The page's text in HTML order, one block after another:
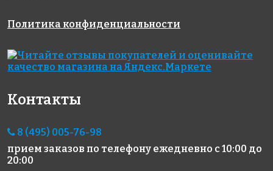
Rose G 16
318x318
Rose G 34
318x318
Rose AJ
45+3(2)
318x318
Политика конфиденциальности
Контакты
8 (495) 005-76-98
прием заказов по телефону ежедневно с 10:00 до
20:00